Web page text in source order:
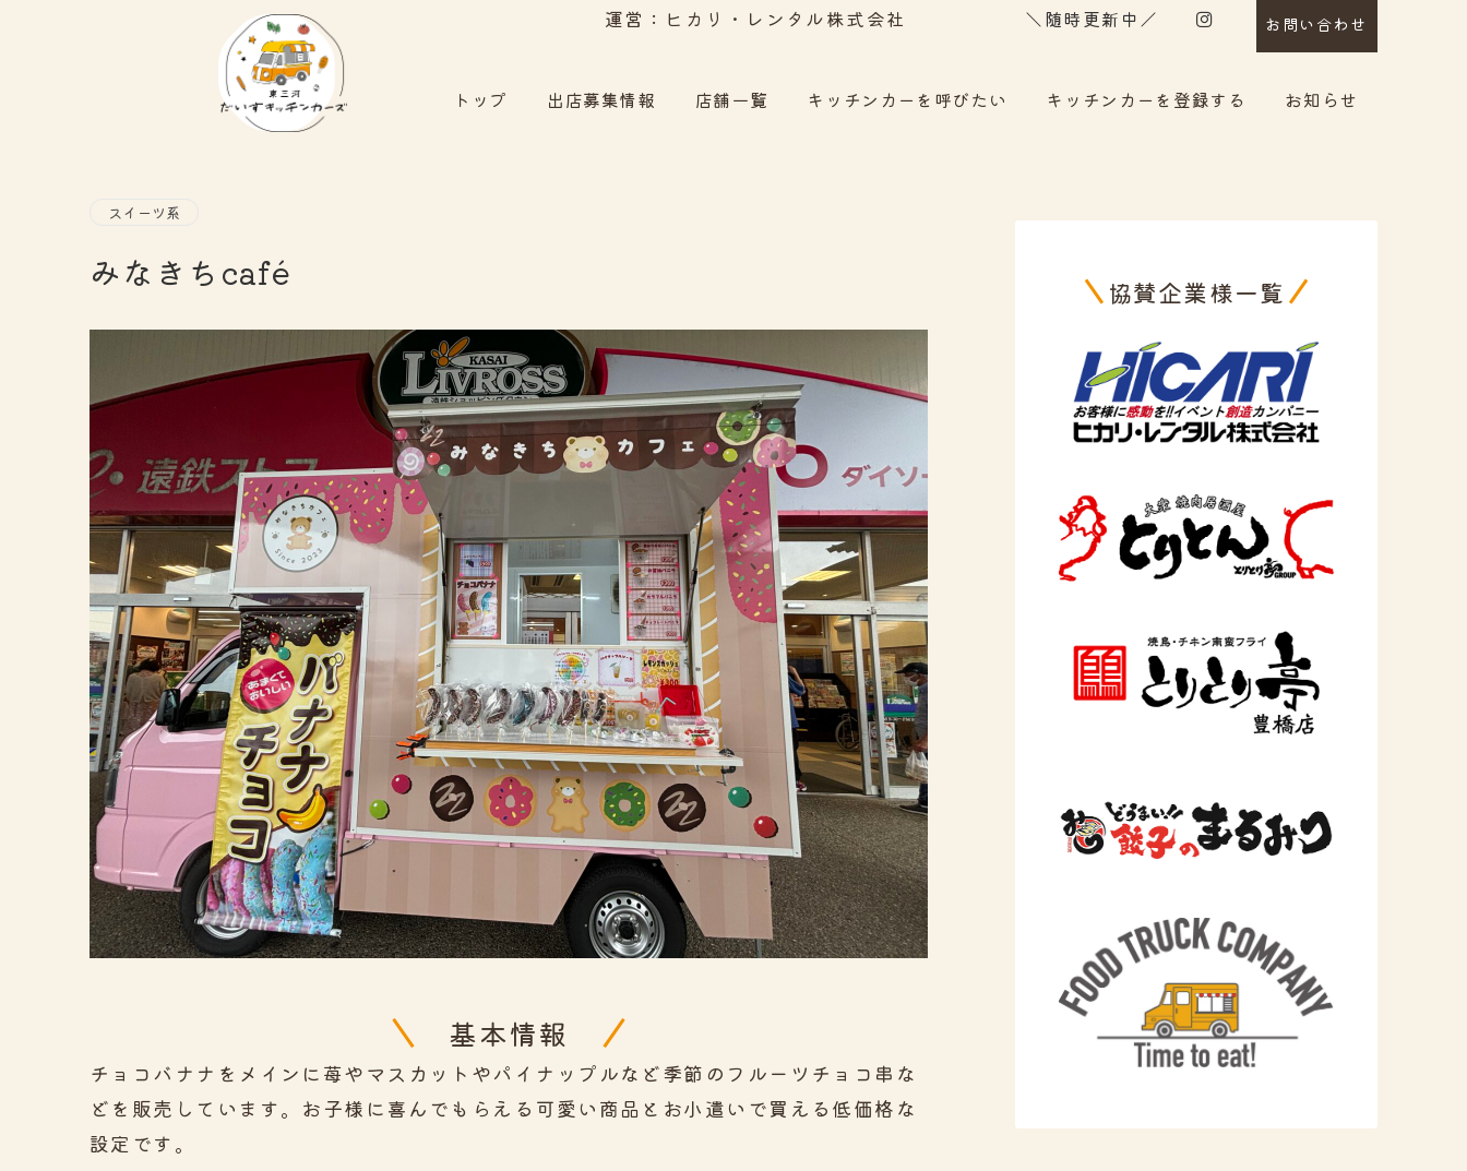
お問い合わせ
運営：ヒカリ・レンタル株式会社 ＼随時更新中／
トップ 出店募集情報 店舗一覧 キッチンカーを呼びたい キッチンカーを登録する お知らせ
スイーツ系
みなきちcafé
基本情報
チョコバナナをメインに苺やマスカットやパイナップルなど季節のフルーツチョコ串な
どを販売しています。お子様に喜んでもらえる可愛い商品とお小遣いで買える低価格な
設定です。
協賛企業様一覧